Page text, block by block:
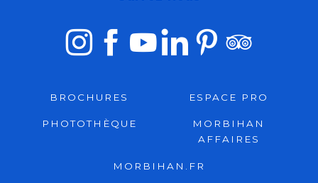
BROCHURES ESPACE PRO
PHOTOTHÈQUE
MORBIHAN
AFFAIRES
MORBIHAN.FR